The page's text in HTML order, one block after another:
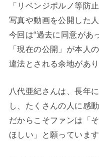
「リベンジポルノ等防
写真や動画を公開した
今回は“過去に同意があ
「現在の公開」が本人
違法とされる余地があり
八代亜紀さんは、長年
し、たくさんの人に感
だからこそファンは「
ほしい」と願っています